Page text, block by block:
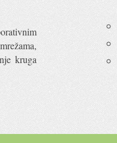
kruga